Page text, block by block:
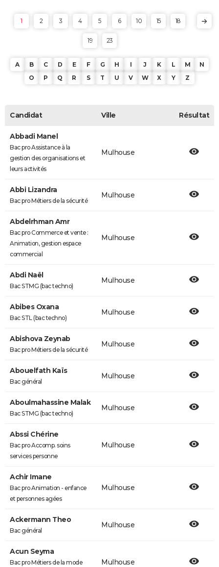
1 2 3 4 5 6 10 15 18
19 23
A B C D E F G H I J K L M
N
O
P Q R S T U V W X Y Z
Candidat Ville Résultat
Abbadi Manel
Bac pro Assistance à la
gestion des organisations et
leurs activités
Mulhouse
Abbi Lizandra
Bac pro Métiers de la sécurité
Mulhouse
Abdelrhman Amr
Bac pro Commerce et vente :
Animation, gestion espace
commercial
Mulhouse
Abdi Naël
Bac STMG (bac techno)
Mulhouse
Abibes Oxana
Bac STL (bac techno)
Mulhouse
Abishova Zeynab
Bac pro Métiers de la sécurité
Mulhouse
Abouelfath Kaïs
Bac général
Mulhouse
Aboulmahassine Malak
Bac STMG (bac techno)
Mulhouse
Abssi Chérine
Bac pro Accomp. soins
services personne
Mulhouse
Achir Imane
Bac pro Animation - enfance
et personnes agées
Mulhouse
Ackermann Theo
Bac général
Mulhouse
Acun Seyma
Bac pro Métiers de la mode
Mulhouse